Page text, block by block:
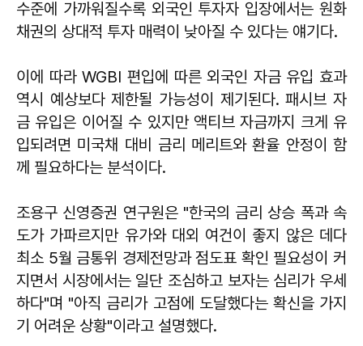
수준에 가까워질수록 외국인 투자자 입장에서는 원화
채권의 상대적 투자 매력이 낮아질 수 있다는 얘기다.
이에 따라 WGBI 편입에 따른 외국인 자금 유입 효과
역시 예상보다 제한될 가능성이 제기된다. 패시브 자
금 유입은 이어질 수 있지만 액티브 자금까지 크게 유
입되려면 미국채 대비 금리 메리트와 환율 안정이 함
께 필요하다는 분석이다.
조용구 신영증권 연구원은 "한국의 금리 상승 폭과 속
도가 가파르지만 유가와 대외 여건이 좋지 않은 데다
최소 5월 금통위 경제전망과 점도표 확인 필요성이 커
지면서 시장에서는 일단 조심하고 보자는 심리가 우세
하다"며 "아직 금리가 고점에 도달했다는 확신을 가지
기 어려운 상황"이라고 설명했다.